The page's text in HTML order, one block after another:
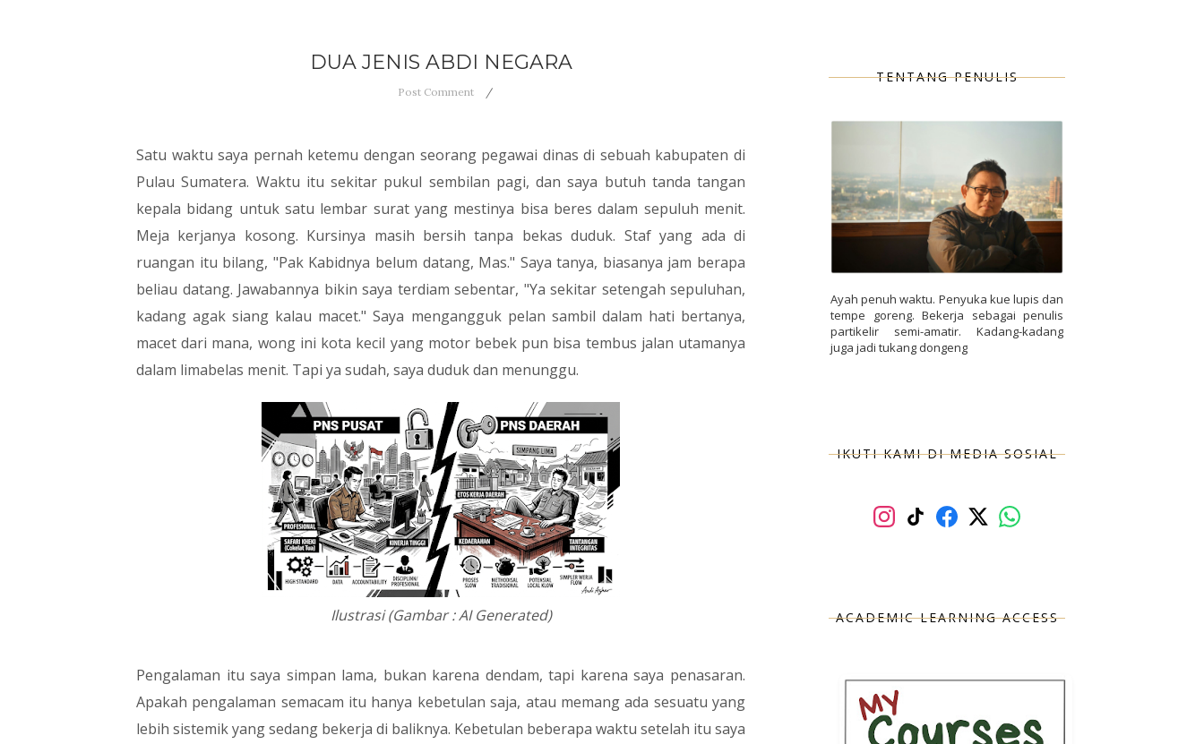
DUA JENIS ABDI NEGARA
Post Comment
Satu waktu saya pernah ketemu dengan seorang pegawai dinas di sebuah kabupaten di
Pulau Sumatera. Waktu itu sekitar pukul sembilan pagi, dan saya butuh tanda tangan
kepala bidang untuk satu lembar surat yang mestinya bisa beres dalam sepuluh menit.
Meja kerjanya kosong. Kursinya masih bersih tanpa bekas duduk. Staf yang ada di
ruangan itu bilang, "Pak Kabidnya belum datang, Mas." Saya tanya, biasanya jam berapa
beliau datang. Jawabannya bikin saya terdiam sebentar, "Ya sekitar setengah sepuluhan,
kadang agak siang kalau macet." Saya mengangguk pelan sambil dalam hati bertanya,
macet dari mana, wong ini kota kecil yang motor bebek pun bisa tembus jalan utamanya
dalam limabelas menit. Tapi ya sudah, saya duduk dan menunggu.
Ilustrasi (Gambar : AI Generated)
Pengalaman itu saya simpan lama, bukan karena dendam, tapi karena saya penasaran.
Apakah pengalaman semacam itu hanya kebetulan saja, atau memang ada sesuatu yang
lebih sistemik yang sedang bekerja di baliknya. Kebetulan beberapa waktu setelah itu saya
TENTANG PENULIS
Ayah penuh waktu. Penyuka kue lupis dan
tempe goreng. Bekerja sebagai penulis
partikelir semi-amatir. Kadang-kadang
juga jadi tukang dongeng
IKUTI KAMI DI MEDIA SOSIAL
ACADEMIC LEARNING ACCESS